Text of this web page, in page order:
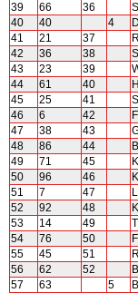
39
66 36
40
40 4
41
21 37
42
36 38
43
23 39
44
61 40
45
25 41
46
6 42
47
38 43
48
86 44
49
71 45
50
96 46
51
7 47
52
92 48
53
14 49
54
76 50
55
45 51
56
62 52
57
63 5